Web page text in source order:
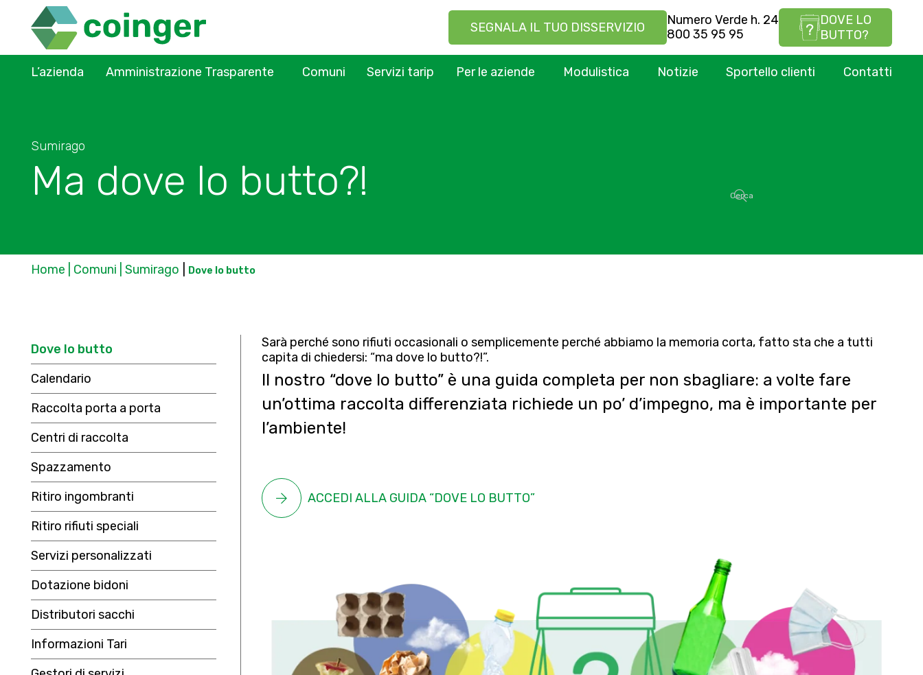
SEGNALA IL TUO DISSERVIZIO
Numero Verde h. 24
800 35 95 95
DOVE LO
BUTTO?
L’azienda Amministrazione Trasparente Comuni Servizi tarip Per le aziende Modulistica Notizie Sportello clienti Contatti
Sumirago
Ma dove lo butto?!
Home | Comuni | Sumirago Dove lo butto
Dove lo butto
Calendario
Raccolta porta a porta
Centri di raccolta
Spazzamento
Ritiro ingombranti
Ritiro rifiuti speciali
Servizi personalizzati
Dotazione bidoni
Distributori sacchi
Informazioni Tari
Sarà perché sono rifiuti occasionali o semplicemente perché abbiamo la memoria corta, fatto sta che a tutti
capita di chiedersi: “ma dove lo butto?!”.
Il nostro “dove lo butto” è una guida completa per non sbagliare: a volte fare
un’ottima raccolta differenziata richiede un po’ d’impegno, ma è importante per
l’ambiente!
ACCEDI ALLA GUIDA “DOVE LO BUTTO”